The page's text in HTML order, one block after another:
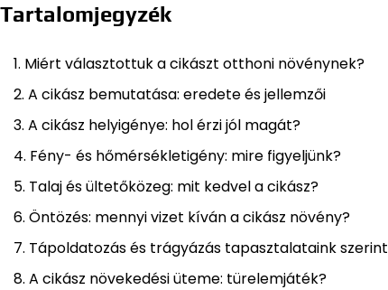
Tartalomjegyzék
Miért választottuk a cikászt otthoni növénynek?
A cikász bemutatása: eredete és jellemzői
A cikász helyigénye: hol érzi jól magát?
Fény- és hőmérsékletigény: mire figyeljünk?
Talaj és ültetőközeg: mit kedvel a cikász?
Öntözés: mennyi vizet kíván a cikász növény?
Tápoldatozás és trágyázás tapasztalataink szerint
A cikász növekedési üteme: türelemjáték?